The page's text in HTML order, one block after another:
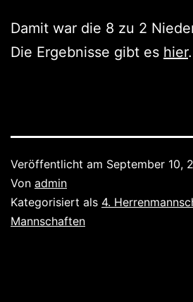
Damit war die 8 zu 2
Die Ergebnisse gibt es hier.
Veröffentlicht am September 10,
Von admin
Kategorisiert als 4.
Mannschaften